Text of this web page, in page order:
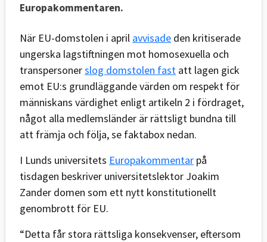
Europakommentaren.
När EU-domstolen i april avvisade den kritiserade
ungerska lagstiftningen mot homosexuella och
transpersonerslog domstolen fast att lagen gick
emot EU:s grundläggande värden om respekt för
människans värdighet enligt artikeln 2 i fördraget,
något alla medlemsländer är rättsligt bundna till
att främja och följa, se faktabox nedan.
I Lunds universitets Europakommentar på
tisdagen beskriver universitetslektor Joakim
Zander domen som ett nytt konstitutionellt
genombrott för EU.
“Detta får stora rättsliga konsekvenser, eftersom